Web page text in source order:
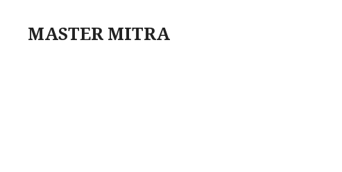
contentMASTER MITRA